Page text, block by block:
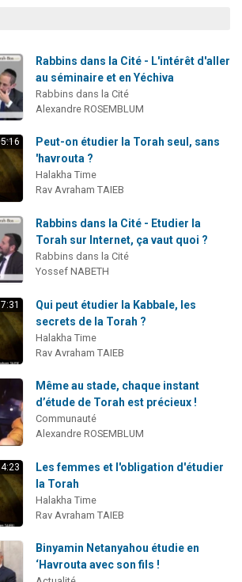
Il reste 49 places pour étudier en groupe sur Zoom
12 nouvelles musiques dans Torah-Box Music
Rabbins dans la Cité - L'intérêt d'aller
au séminaire et en Yéchiva
Rabbins dans la Cité
Alexandre ROSEMBLUM
5:16
Peut-on étudier la Torah seul, sans
'havrouta ?
Halakha Time
Rav Avraham TAIEB
Rabbins dans la Cité - Etudier la
Torah sur Internet, ça vaut quoi ?
Rabbins dans la Cité
Yossef NABETH
7:31
Qui peut étudier la Kabbale, les
secrets de la Torah ?
Halakha Time
Rav Avraham TAIEB
Même au stade, chaque instant
d’étude de Torah est précieux !
Communauté
Alexandre ROSEMBLUM
4:23
Les femmes et l'obligation d'étudier
la Torah
Halakha Time
Rav Avraham TAIEB
Binyamin Netanyahou étudie en
‘Havrouta avec son fils !